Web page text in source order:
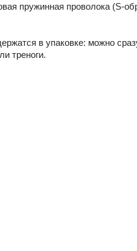
пружинная проволока (S-
в упаковке: можно
треноги.